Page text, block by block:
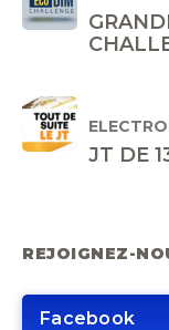
JT DE
REJOIGNEZ-
Facebook